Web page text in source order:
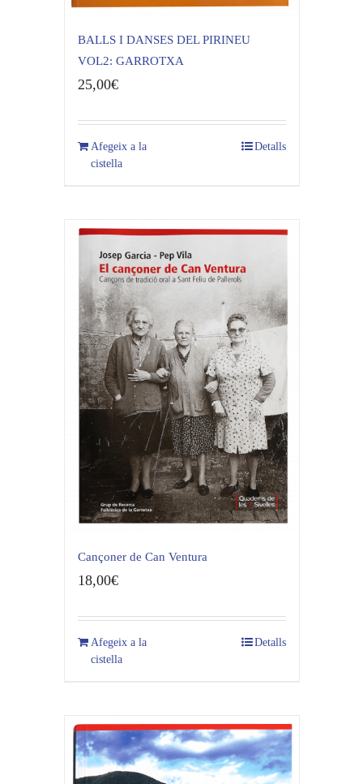
BALLS I DANSES DEL PIRINEU
VOL2: GARROTXA
25,00€
Afegeix a la
cistella
Detalls
Cançoner de Can Ventura
18,00€
Afegeix a la
cistella
Detalls